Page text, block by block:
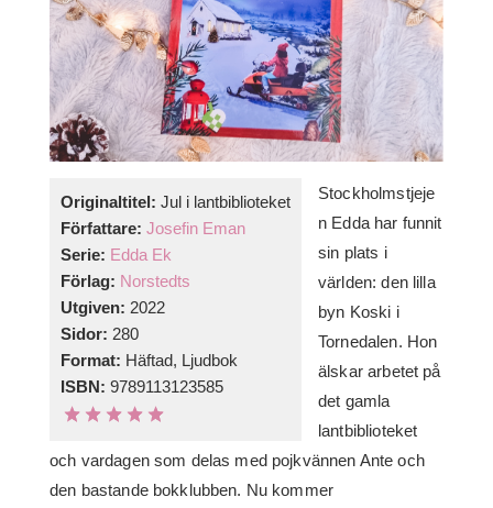
Originaltitel: Jul i lantbiblioteket
Författare: Josefin Eman
Serie: Edda Ek
Förlag: Norstedts
Utgiven: 2022
Sidor: 280
Format: Häftad, Ljudbok
ISBN: 9789113123585
Stockholmstjeje
n Edda har funnit
sin plats i
världen: den lilla
byn Koski i
Tornedalen. Hon
älskar arbetet på
det gamla
lantbiblioteket
och vardagen som delas med pojkvännen Ante och
den bastande bokklubben. Nu kommer